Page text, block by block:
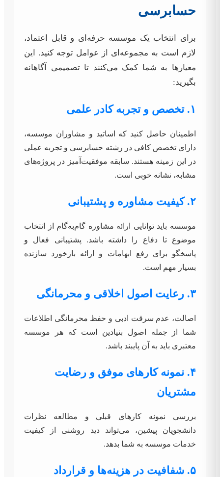
حسابرسی
برای انتخاب یک موسسه حرفه‌ای و قابل اعتماد،
لازم است به مجموعه‌ای از عوامل توجه کنید. این
معیارها به شما کمک می‌کنند تا تصمیمی آگاهانه
بگیرید:
۱. تخصص و تجربه کادر علمی
اطمینان حاصل کنید که اساتید و مشاوران موسسه،
دارای تخصص کافی در رشته حسابرسی و تجربه عملی
در این زمینه هستند. سابقه موفقیت‌آمیز در پروژه‌های
مشابه، نشانه خوبی است.
۲. کیفیت مشاوره و پشتیبانی
موسسه باید توانایی ارائه مشاوره گام‌به‌گام از انتخاب
موضوع تا دفاع را داشته باشد. پشتیبانی فعال و
پاسخگو برای رفع ابهامات و ارائه بازخورد سازنده
بسیار مهم است.
۳. رعایت اصول اخلاقی و محرمانگی
اصالت، عدم سرقت ادبی و حفظ محرمانگی اطلاعات
شما از جمله اصول بنیادین است که هر موسسه
معتبری باید به آن پایبند باشد.
۴. نمونه کارهای موفق و رضایت
مشتریان
بررسی نمونه کارهای قبلی و مطالعه نظرات
دانشجویان پیشین، می‌تواند دید روشنی از کیفیت
خدمات موسسه به شما بدهد.
۵. شفافیت در هزینه‌ها و قرارداد